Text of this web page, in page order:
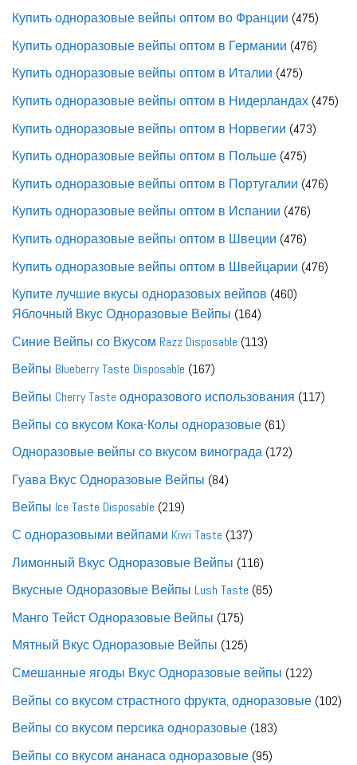
товара
Купить одноразовые вейпы оптом во Франции 475475
Купить одноразовые вейпы оптом в Германии 476476
Купить одноразовые вейпы оптом в Италии 475475
товаров
Купить одноразовые вейпы оптом в Нидерландах 475475
Купить одноразовые вейпы оптом в Норвегии 473473
Купить одноразовые вейпы оптом в Польше 475475
товаров
Купить одноразовые вейпы оптом в Португалии 476476
Купить одноразовые вейпы оптом в Испании 476476
Купить одноразовые вейпы оптом в Швеции 476476
товаров
Купить одноразовые вейпы оптом в Швейцарии 476476
Купите лучшие вкусы одноразовых вейпов 460460
Яблочный Вкус Одноразовые Вейпы 164164
товара
Синие Вейпы со Вкусом Razz Disposable 113113
Вейпы Blueberry Taste Disposable 167167
Вейпы Cherry Taste одноразового использования 117117
Вейпы со вкусом Кока-Колы одноразовые 6161
товар
Одноразовые вейпы со вкусом винограда 172172
Гуава Вкус Одноразовые Вейпы 8484
Вейпы Ice Taste Disposable 219219
товаров
С одноразовыми вейпами Kiwi Taste 137137
товаров
Лимонный Вкус Одноразовые Вейпы 116116
товаров
Вкусные Одноразовые Вейпы Lush Taste 6565
Манго Тейст Одноразовые Вейпы 175175
товаров
Мятный Вкус Одноразовые Вейпы 125125
товаров
Смешанные ягоды Вкус Одноразовые вейпы 122122
товара
Вейпы со вкусом страстного фрукта, одноразовые 102102
Вейпы со вкусом персика одноразовые 183183
Вейпы со вкусом ананаса одноразовые 9595